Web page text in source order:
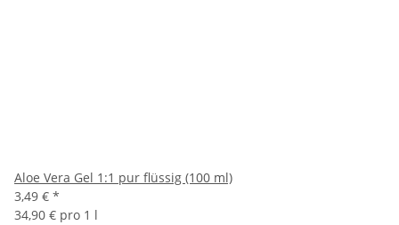
Aloe Vera Gel 1:1 pur flüssig (100 ml)
3,49 € *
34,90 € pro 1 l